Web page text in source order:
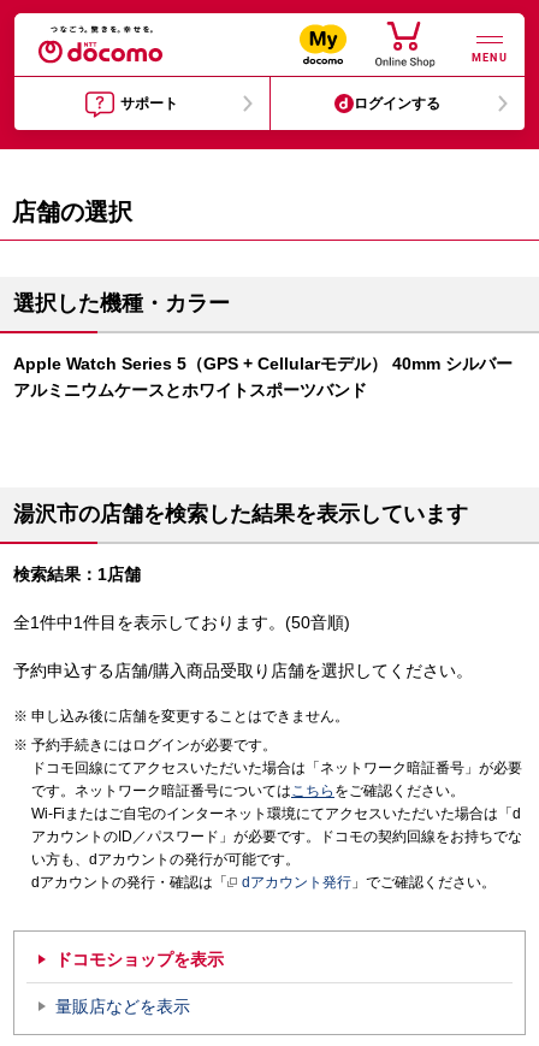
MENU
サポート ログインする
店舗の選択
選択した機種・カラー
Apple Watch Series 5（GPS + Cellularモデル） 40mm シルバー
アルミニウムケースとホワイトスポーツバンド
湯沢市の店舗を検索した結果を表示しています
検索結果：1店舗
全1件中1件目を表示しております。(50音順)
予約申込する店舗/購入商品受取り店舗を選択してください。
申し込み後に店舗を変更することはできません。
予約手続きにはログインが必要です。
ドコモ回線にてアクセスいただいた場合は「ネットワーク暗証番号」が必要
です。ネットワーク暗証番号についてはこちら をご確認ください。
Wi-Fiまたはご自宅のインターネット環境にてアクセスいただいた場合は「d
アカウントのID／パスワード」が必要です。ドコモの契約回線をお持ちでな
い方も、dアカウントの発行が可能です。
dアカウントの発行・確認は「
dアカウント発行 」でご確認ください。
ドコモショップを表示
量販店などを表示